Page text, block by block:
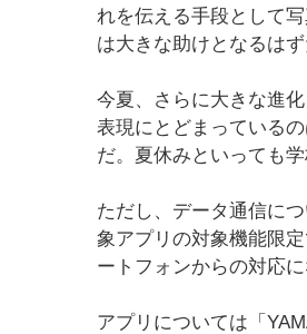
れを伝える手段として
は大きな助けとなるはず
今夏、さらに大きな進
表現にとどまっている
だ。夏休みといっても
ただし、データ通信に
象アプリの対象機能限
ートフォンからの対応に
アプリについては「